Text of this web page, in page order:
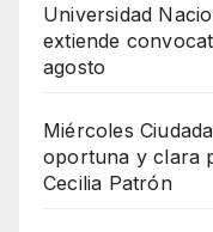
Universidad
extiende
agosto
Miércoles
oportuna y clara
Cecilia Patrón